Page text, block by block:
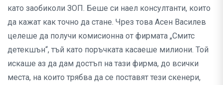
като заобиколи ЗОП. Беше си наел консултанти, които
да кажат как точно да стане. Чрез това Асен Василев
целеше да получи комисионна от фирмата „Смитс
детекшън“, тъй като поръчката касаеше милиони. Той
искаше аз да дам достъп на тази фирма, до всички
места, на които трябва да се поставят тези скенери,